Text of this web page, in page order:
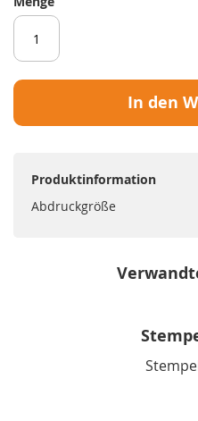
In den
Produktinformation
Abdruckgröße